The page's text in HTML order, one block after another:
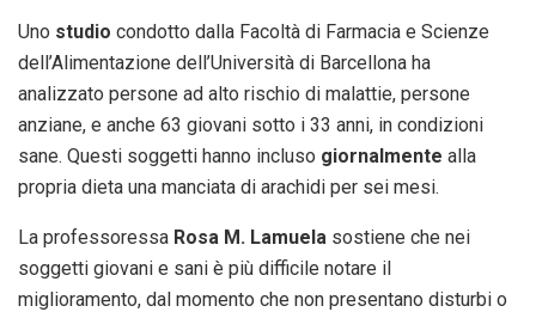
Uno studio condotto dalla Facoltà di Farmacia e Scienze
dell’Alimentazione dell’Università di Barcellona ha
analizzato persone ad alto rischio di malattie, persone
anziane, e anche 63 giovani sotto i 33 anni, in condizioni
sane. Questi soggetti hanno incluso giornalmente alla
propria dieta una manciata di arachidi per sei mesi.
La professoressa Rosa M. Lamuela sostiene che nei
soggetti giovani e sani è più difficile notare il
miglioramento, dal momento che non presentano disturbi o